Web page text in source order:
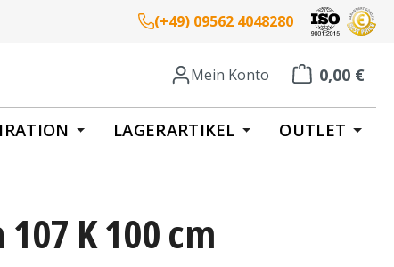
(+49) 09562 4048280
Mein Konto 0,00 €
Warenkorb
LAGERARTIKEL OUTLET
107 K 100 cm